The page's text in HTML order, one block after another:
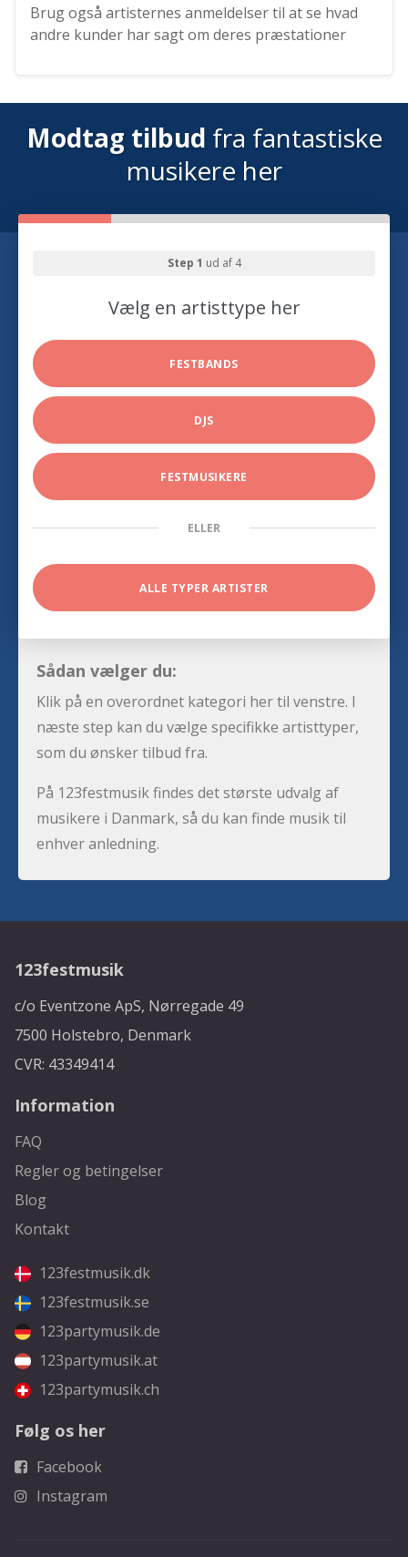
Brug også artisternes anmeldelser til at se hvad
andre kunder har sagt om deres præstationer
Modtag tilbud fra fantastiske
musikere her
Step 1 ud af 4
Vælg en artisttype her
FESTBANDS
DJS
FESTMUSIKERE
ELLER
ALLE TYPER ARTISTER
Sådan vælger du:
Klik på en overordnet kategori her til venstre. I
næste step kan du vælge specifikke artisttyper,
som du ønsker tilbud fra.
På 123festmusik findes det største udvalg af
musikere i Danmark, så du kan finde musik til
enhver anledning.
123festmusik
c/o Eventzone ApS, Nørregade 49
7500 Holstebro, Denmark
CVR: 43349414
Information
FAQ
Regler og betingelser
Blog
Kontakt
123festmusik.dk
123festmusik.se
123partymusik.de
123partymusik.at
123partymusik.ch
Følg os her
Facebook
Instagram